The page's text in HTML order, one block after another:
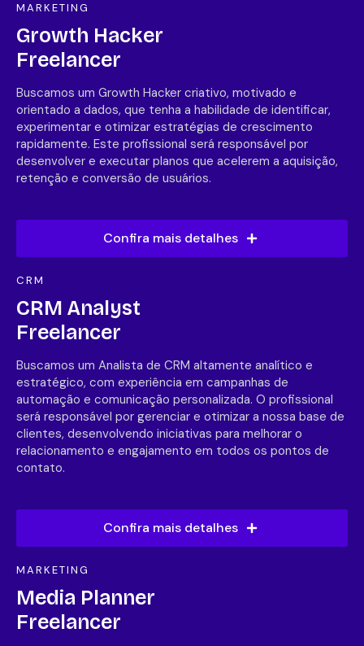
MARKETING
Growth Hacker
Freelancer
Buscamos um Growth Hacker criativo, motivado e
orientado a dados, que tenha a habilidade de identificar,
experimentar e otimizar estratégias de crescimento
rapidamente. Este profissional será responsável por
desenvolver e executar planos que acelerem a aquisição,
retenção e conversão de usuários.
Confira mais detalhes
CRM
CRM Analyst
Freelancer
Buscamos um Analista de CRM altamente analítico e
estratégico, com experiência em campanhas de
automação e comunicação personalizada. O profissional
será responsável por gerenciar e otimizar a nossa base de
clientes, desenvolvendo iniciativas para melhorar o
relacionamento e engajamento em todos os pontos de
contato.
Confira mais detalhes
MARKETING
Media Planner
Freelancer